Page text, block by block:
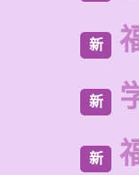
新
新
新